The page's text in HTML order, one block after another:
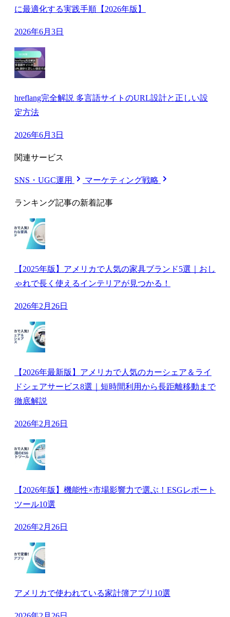
に最適化する実践手順【2026年版】
2026年6月3日
hreflang完全解説 多言語サイトのURL設計と正しい設
定方法
2026年6月3日
関連サービス
SNS・UGC運用 マーケティング戦略
ランキング記事の新着記事
【2025年版】アメリカで人気の家具ブランド5選｜おし
ゃれで長く使えるインテリアが見つかる！
2026年2月26日
【2026年最新版】アメリカで人気のカーシェア＆ライ
ドシェアサービス8選｜短時間利用から長距離移動まで
徹底解説
2026年2月26日
【2026年版】機能性×市場影響力で選ぶ！ESGレポート
ツール10選
2026年2月26日
アメリカで使われている家計簿アプリ10選